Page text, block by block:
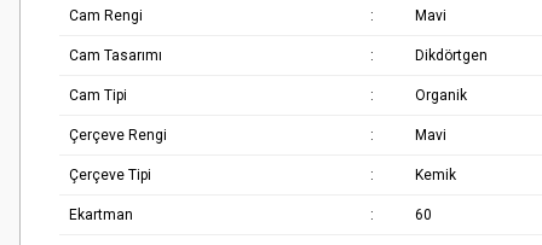
Cam Rengi : Mavi
Cam Tasarımı : Dikdörtgen
Cam Tipi : Organik
Çerçeve Rengi : Mavi
Çerçeve Tipi : Kemik
Ekartman : 60